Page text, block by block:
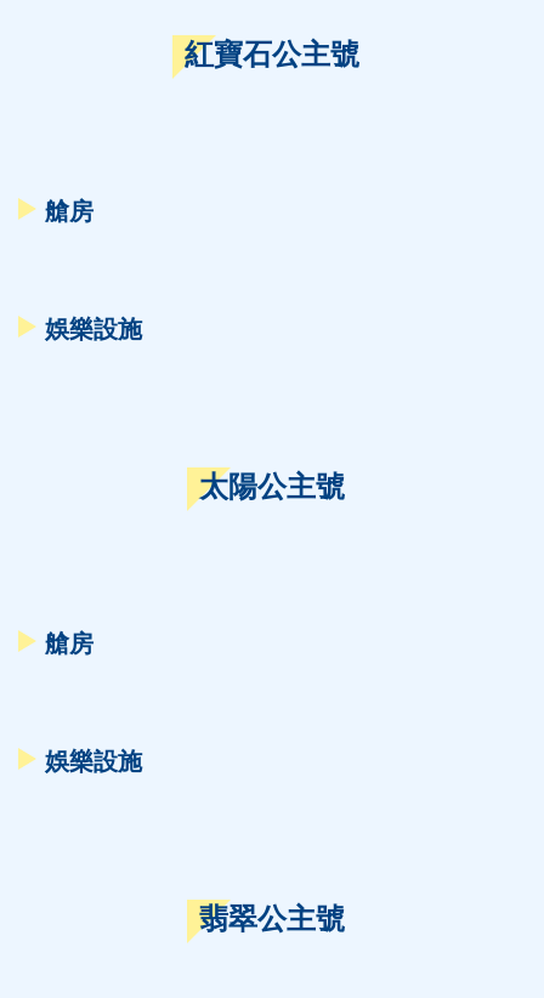
紅寶石公主號
艙房
娛樂設施
太陽公主號
艙房
娛樂設施
翡翠公主號